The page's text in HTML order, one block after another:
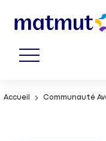
Accueil Communauté